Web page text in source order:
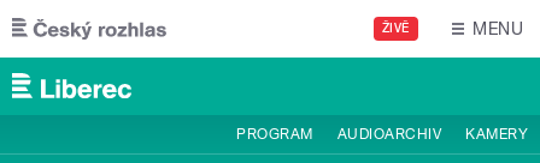
Přejít k hlavnímu obsahu
ŽIVĚ MENU
PROGRAM AUDIOARCHIV KAMERY